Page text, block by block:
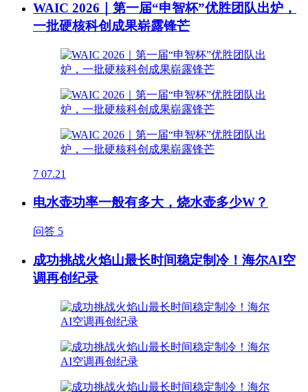
WAIC 2026｜第一届“申智杯”优胜团队出炉，
一批硬核科创成果崭露锋芒
7 07.21
电水壶功率一般有多大，烧水壶多少W？
问答 5
成功挑战火焰山最长时间稳定制冷！海尔AI空
调再创纪录